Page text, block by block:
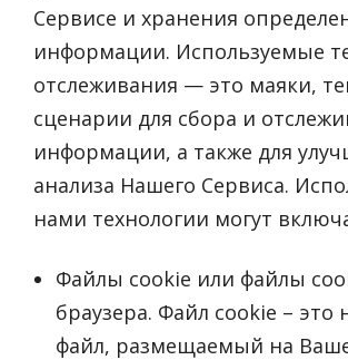
Сервисе и хранения
информации. Используемые
отслеживания — это маяки,
сценарии для сбора и
информации, а также для
анализа Нашего Сервиса.
нами технологии могут
Файлы cookie или файлы
браузера. Файл cookie – это
файл, размещаемый на